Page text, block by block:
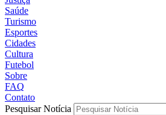
Saúde
Turismo
Esportes
Cidades
Cultura
Futebol
Sobre
FAQ
Contato
Pesquisar Notícia